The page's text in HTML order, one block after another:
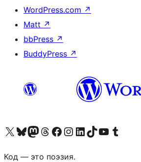
WordPress.com ↗
Matt ↗
bbPress ↗
BuddyPress ↗
Посетите нас в X (ранее Twitter)
Посетите нашу учётную запись в Bluesky
Посетите нашу ленту в Mastodon
Посетите нашу учётную запись в Threads
Посетите нашу страницу на Facebook
Посетите наш Instagram
Посетите нашу страницу в LinkedIn
Посетите нашу учётную запись в TikTok
Посетите наш канал YouTube
Посетите нашу учётную запись в Tumblr
Код — это поэзия.